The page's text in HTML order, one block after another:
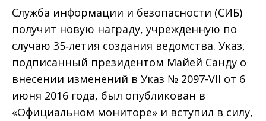
Служба информации и безопасности (СИБ)
получит новую награду, учрежденную по
случаю 35‑летия создания ведомства. Указ,
подписанный президентом Майей Санду о
внесении изменений в Указ № 2097-VII от 6
июня 2016 года, был опубликован в
«Официальном мониторе» и вступил в силу,